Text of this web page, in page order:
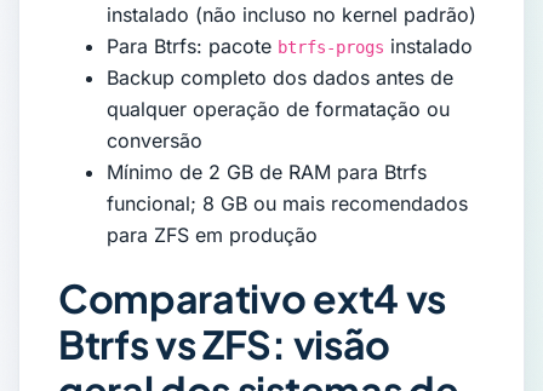
instalado (não incluso no kernel padrão)
Para Btrfs: pacote btrfs-progs instalado
Backup completo dos dados antes de
qualquer operação de formatação ou
conversão
Mínimo de 2 GB de RAM para Btrfs
funcional; 8 GB ou mais recomendados
para ZFS em produção
Comparativo ext4 vs
Btrfs vs ZFS: visão